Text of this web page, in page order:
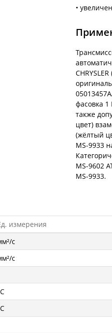
•
фасовка 1
также
цвет)
(жёлтый
MS-9933
MS-9602
MS-9933.
измерения
с
с